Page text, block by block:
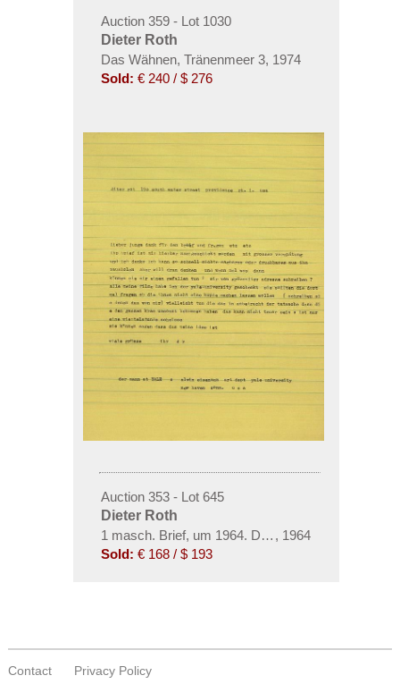
Auction 359 - Lot 1030
Dieter Roth
Das Wähnen, Tränenmeer 3, 1974
Sold: € 240 / $ 276
Auction 353 - Lot 645
Dieter Roth
1 masch. Brief, um 1964. Dabei: Ad Reinhardt, 1
, 1964
Sold: € 168 / $ 193
Contact
Privacy Policy